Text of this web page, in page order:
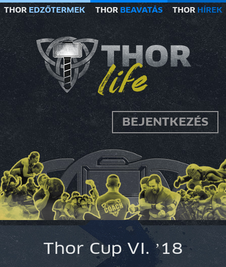
THOR EDZŐTERMEK THOR BEAVATÁS THOR HÍREK
BEJENTKEZÉS
Thor Cup VI. ’18